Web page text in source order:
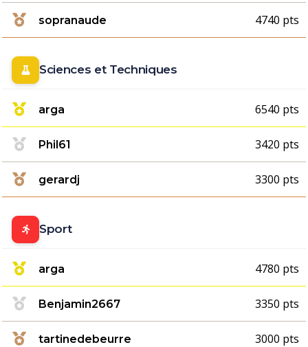
sopranaude 4740 pts
Sciences et Techniques
arga 6540 pts
Phil61 3420 pts
gerardj 3300 pts
Sport
arga 4780 pts
Benjamin2667 3350 pts
tartinedebeurre 3000 pts